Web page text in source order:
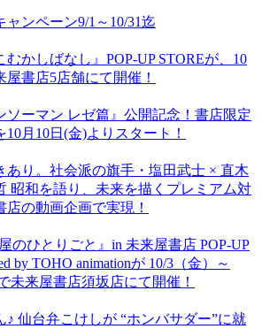
ャンペーン9/1～10/31迄
むかしばなし』POP-UP STOREが、10
屋書店5店舗にて開催！
ソーマン レゼ篇』公開記念！書店限定
月10日(金)よりスタート！
あり。社会派の旗手・塩田武士 × 直木
昭和を語り、未来を描くプレミアム対
の動画企画で実現！
のひとりごと』in 未来屋書店 POP-UP
by TOHO animationが 10/3（金）～
未来屋書店須坂店にて開催！
♪ 仙台弁こけしが “ホンバサダー”に就